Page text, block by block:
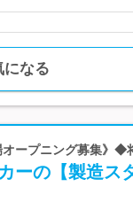
になる
ープニング募集》◆
ーの【製造